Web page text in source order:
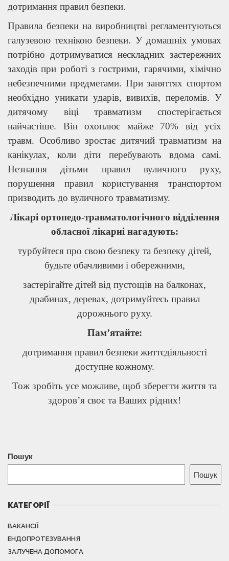
дотримання правил безпеки.
Правила безпеки на виробництві регламентуються
галузевою технікою безпеки. У домашніх умовах
потрібно дотримуватися нескладних застережних
заходів при роботі з гострими, гарячими, хімічно
небезпечними предметами. При заняттях спортом
необхідно уникати ударів, вивихів, переломів. У
дитячому віці травматизм спостерігається
найчастіше. Він охоплює майже 70% від усіх
травм. Особливо зростає дитячий травматизм на
канікулах, коли діти перебувають вдома самі.
Незнання дітьми правил вуличного руху,
порушення правил користування транспортом
призводить до вуличного травматизму.
Лікарі ортопедо-травматологічного відділення
обласної лікарні нагадують:
турбуйтеся про свою безпеку та безпеку дітей,
будьте обачливими і обережними,
застерігайте дітей від пустощів на балконах,
драбинах, деревах, дотримуйтесь правил
дорожнього руху.
Пам’ятайте:
дотримання правил безпеки життєдіяльності
доступне кожному.
Тож зробіть усе можливе, щоб зберегти життя та
здоров’я своє та Ваших рідних!
Пошук
Пошук
КАТЕГОРІЇ
ВАКАНСІЇ
ЕНДОПРОТЕЗУВАННЯ
ЗАЛУЧЕНА ДОПОМОГА